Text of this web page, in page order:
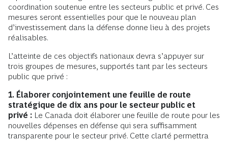
coordination soutenue entre les secteurs public et privé. Ces
mesures seront essentielles pour que le nouveau plan
d’investissement dans la défense donne lieu à des projets
réalisables.
L’atteinte de ces objectifs nationaux devra s’appuyer sur
trois groupes de mesures, supportés tant par les secteurs
public que privé :
1. Élaborer conjointement une feuille de route
stratégique de dix ans pour le secteur public et
privé : Le Canada doit élaborer une feuille de route pour les
nouvelles dépenses en défense qui sera suffisamment
transparente pour le secteur privé. Cette clarté permettra